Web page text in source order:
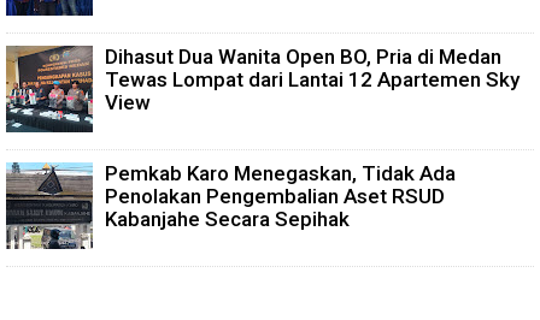
Dihasut Dua Wanita Open BO, Pria di Medan
Tewas Lompat dari Lantai 12 Apartemen Sky
View
Pemkab Karo Menegaskan, Tidak Ada
Penolakan Pengembalian Aset RSUD
Kabanjahe Secara Sepihak